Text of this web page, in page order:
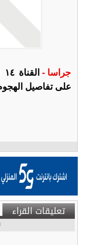
جراسا -
على تفاصيل
تعليقات القراء